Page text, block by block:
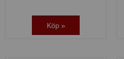
Köp »